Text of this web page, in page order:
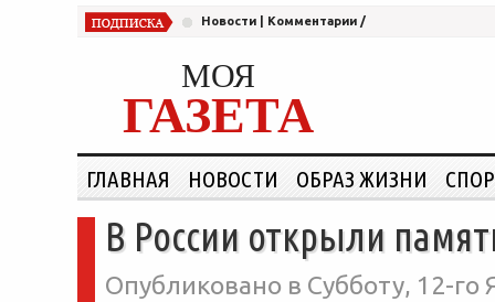
Новости Комментарии /
МОЯ
ГАЗЕТА
ГЛАВНАЯ НОВОСТИ ОБРАЗ ЖИЗНИ
В России открыли
Опубликовано в Субботу, 12-го